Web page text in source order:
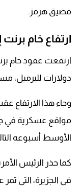
مضيق هرمز.
ارتفاع خام برنت
دولارات للبرميل،
وجاء هذا الارتفاع
مواقع عسكرية في
الأوسط أسبوعه
كما حذر الرئيس